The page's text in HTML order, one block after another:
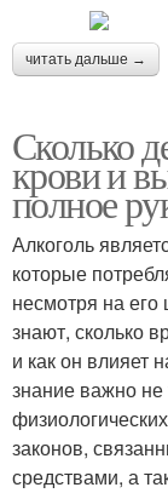
читать дальше →
Сколько
крови и
полное
Алкоголь
которые
несмотря на
знают, сколько
и как он влияет
знание важно
законов,
средствами, а